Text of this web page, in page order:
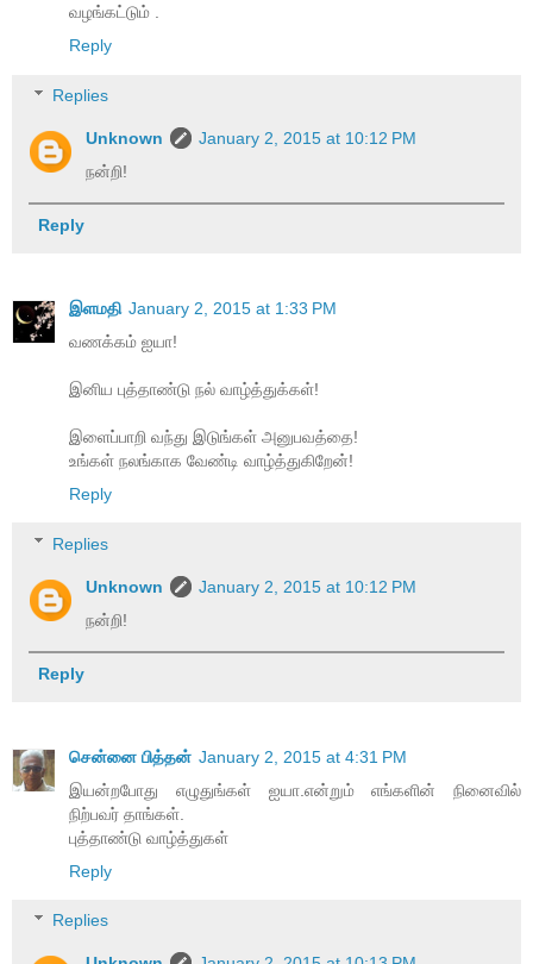
வழங்கட்டும் .
Reply
Replies
Unknown
January 2, 2015 at 10:12 PM
நன்றி!
Reply
இளமதி January 2, 2015 at 1:33 PM
வணக்கம் ஐயா!
இனிய புத்தாண்டு நல் வாழ்த்துக்கள்!
இளைப்பாறி வந்து இடுங்கள் அனுபவத்தை!
உங்கள் நலங்காக வேண்டி வாழ்த்துகிறேன்!
Reply
Replies
Unknown
January 2, 2015 at 10:12 PM
நன்றி!
Reply
சென்னை பித்தன் January 2, 2015 at 4:31 PM
இயன்றபோது எழுதுங்கள் ஐயா.என்றும் எங்களின் நினைவில்
நிற்பவர் தாங்கள்.
புத்தாண்டு வாழ்த்துகள்
Reply
Replies